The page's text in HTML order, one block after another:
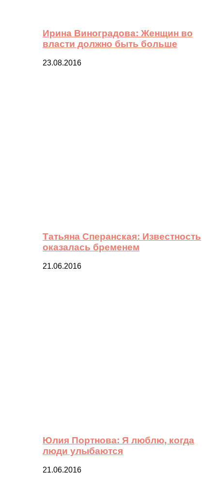
Ирина Виноградова: Женщин во
власти должно быть больше
23.08.2016
Татьяна Сперанская: Известность
оказалась бременем
21.06.2016
Юлия Портнова: Я люблю, когда
люди улыбаются
21.06.2016